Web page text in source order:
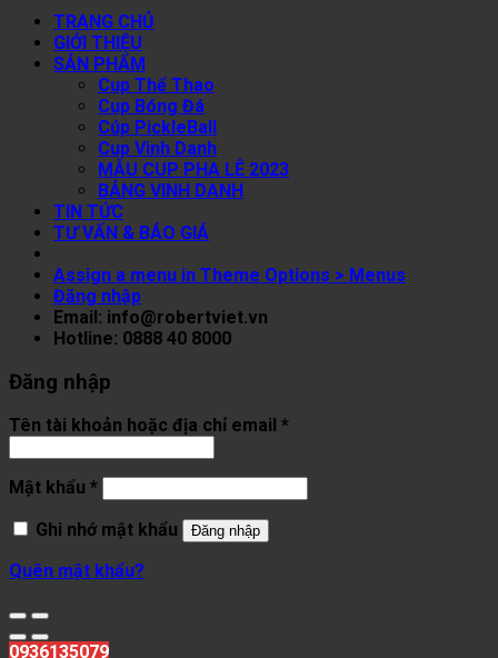
TRANG CHỦ
GIỚI THIỆU
SẢN PHẨM
Cup Thể Thao
Cup Bóng Đá
Cúp PickleBall
Cup Vinh Danh
MẪU CUP PHA LÊ 2023
BẢNG VINH DANH
TIN TỨC
TƯ VẤN & BÁO GIÁ
Assign a menu in Theme Options > Menus
Đăng nhập
Email: info@robertviet.vn
Hotline: 0888 40 8000
Đăng nhập
Tên tài khoản hoặc địa chỉ email *
Mật khẩu *
Ghi nhớ mật khẩu
Đăng nhập
Quên mật khẩu?
0936135079